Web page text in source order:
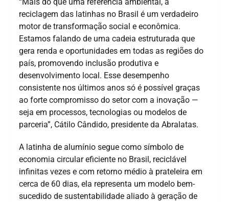
reciclagem das latinhas no Brasil é um verdadeiro
motor de transformação social e econômica.
Estamos falando de uma cadeia estruturada que
gera renda e oportunidades em todas as regiões do
país, promovendo inclusão produtiva e
desenvolvimento local. Esse desempenho
consistente nos últimos anos só é possível graças
ao forte compromisso do setor com a inovação —
seja em processos, tecnologias ou modelos de
parceria”, Cátilo Cândido, presidente da Abralatas.
A latinha de alumínio segue como símbolo de
economia circular eficiente no Brasil, reciclável
infinitas vezes e com retorno médio à prateleira em
cerca de 60 dias, ela representa um modelo bem-
sucedido de sustentabilidade aliado à geração de